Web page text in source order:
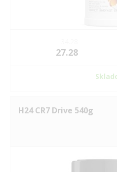
27.28
H24 CR7 Drive 540g